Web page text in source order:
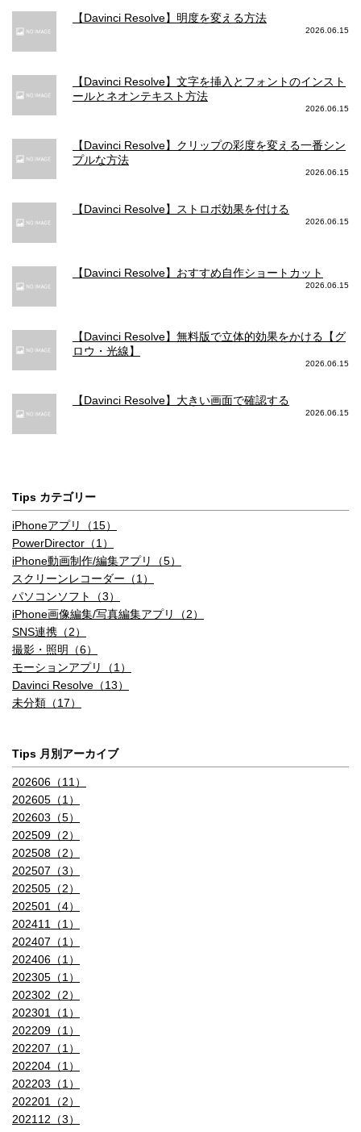
【Davinci Resolve】明度を変える方法
2026.06.15
【Davinci Resolve】文字を挿入とフォントのインスト
ールとネオンテキスト方法
2026.06.15
【Davinci Resolve】クリップの彩度を変える一番シン
プルな方法
2026.06.15
【Davinci Resolve】ストロボ効果を付ける
2026.06.15
【Davinci Resolve】おすすめ自作ショートカット
2026.06.15
【Davinci Resolve】無料版で立体的効果をかける【グ
ロウ・光線】
2026.06.15
【Davinci Resolve】大きい画面で確認する
2026.06.15
Tips カテゴリー
iPhoneアプリ（15）
PowerDirector（1）
iPhone動画制作/編集アプリ（5）
スクリーンレコーダー（1）
パソコンソフト（3）
iPhone画像編集/写真編集アプリ（2）
SNS連携（2）
撮影・照明（6）
モーションアプリ（1）
Davinci Resolve（13）
未分類（17）
Tips 月別アーカイブ
202606（11）
202605（1）
202603（5）
202509（2）
202508（2）
202507（3）
202505（2）
202501（4）
202411（1）
202407（1）
202406（1）
202305（1）
202302（2）
202301（1）
202209（1）
202207（1）
202204（1）
202203（1）
202201（2）
202112（3）